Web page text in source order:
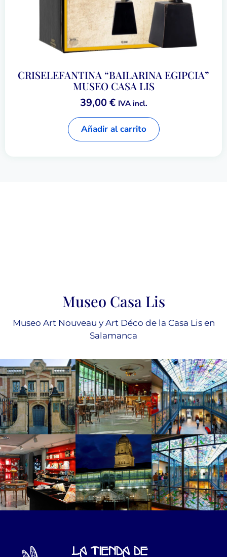
CRISELEFANTINA “BAILARINA EGIPCIA”
MUSEO CASA LIS
39,00€ IVA incl.
Añadir al carrito
Museo Casa Lis
Museo Art Nouveau y Art Déco de la Casa Lis en
Salamanca